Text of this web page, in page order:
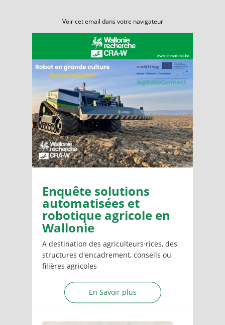
Voir cet email dans votre navigateur
Enquête solutions
automatisées et
robotique agricole en
Wallonie
A destination des agriculteurs·rices, des
structures d'encadrement, conseils ou
filières agricoles
En Savoir plus